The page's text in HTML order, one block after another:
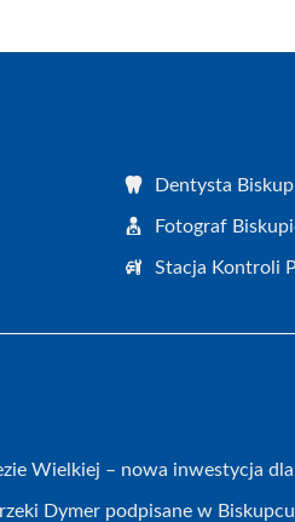
Dentysta
Fotograf
Stacja Kontroli
Wielkiej – nowa inwestycja
Dymer podpisane w Biskupcu